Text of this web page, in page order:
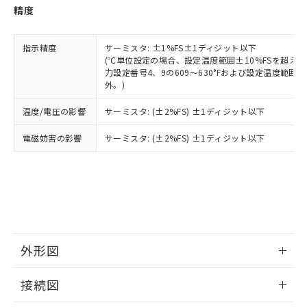
精度
指示精度
サーミスタ: ±1%FS±1ディジット以下
(℃単位設定の場合、設定温度範囲±10%FSを超え
力設定番号4、9の609～630°Fおよび設定温度範囲
外。)
温度/電圧の影響 サーミスタ: (±2%FS) ±1ディジット以下
電磁妨害の影響 サーミスタ: (±2%FS) ±1ディジット以下
外形図
接続図
指します。
るもので、過去に遡って非含有を証明する
ものではありません。
また、RoHS指令のフタル酸エステル類４
物質の対応では、対応完了までの期間は出
荷製品に未対応品が混在することから備考
欄に対応日を記載しておりました。
既に当社にて対応品への在庫切替を完了
していることから、特段のことがない限
り、2022年1月12日より割愛しておりま